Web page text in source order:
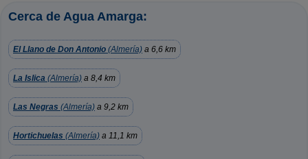
Cerca de Agua Amarga:
El Llano de Don Antonio (Almería) a 6,6 km
La Islica (Almería) a 8,4 km
Las Negras (Almería) a 9,2 km
Hortichuelas (Almería) a 11,1 km